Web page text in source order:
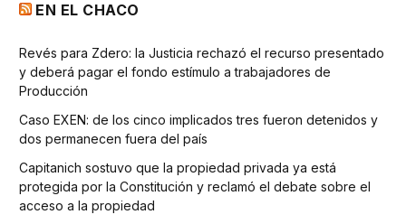
EN EL CHACO
Revés para Zdero: la Justicia rechazó el recurso presentado
y deberá pagar el fondo estímulo a trabajadores de
Producción
Caso EXEN: de los cinco implicados tres fueron detenidos y
dos permanecen fuera del país
Capitanich sostuvo que la propiedad privada ya está
protegida por la Constitución y reclamó el debate sobre el
acceso a la propiedad